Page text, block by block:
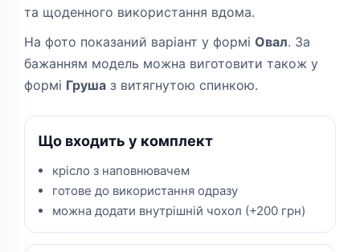
та щоденного використання вдома.
На фото показаний варіант у формі Овал. За
бажанням модель можна виготовити також у
формі Груша з витягнутою спинкою.
Що входить у комплект
крісло з наповнювачем
готове до використання одразу
можна додати внутрішній чохол (+200 грн)